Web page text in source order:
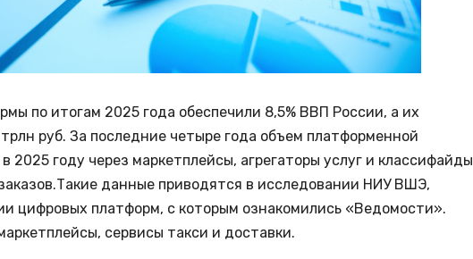
по итогам 2025 года обеспечили 8,5% ВВП России, а их
руб. За последние четыре года объем платформенной
2025 году через маркетплейсы, агрегаторы услуг и классифайды
данные приводятся в исследовании НИУ ВШЭ,
цифровых платформ, с которым ознакомились «Ведомости».
сервисы такси и доставки.